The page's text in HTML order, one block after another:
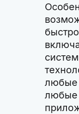
любые
любые